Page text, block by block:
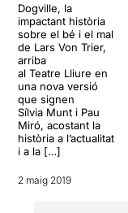
Dogville, la
impactant història
sobre el bé i el mal
de Lars Von Trier,
arriba
al Teatre Lliure en
una nova versió
que signen
Sílvia Munt i Pau
Miró, acostant la
història a l’actualitat
i a la […]
2 maig 2019